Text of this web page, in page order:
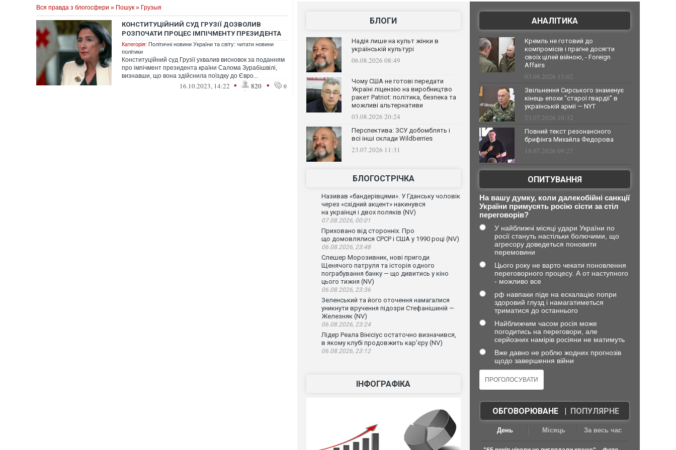
Вся правда з блогосфери » Пошук » Грузыя
КОНСТИТУЦІЙНИЙ СУД ГРУЗІЇ ДОЗВОЛИВ
РОЗПОЧАТИ ПРОЦЕС ІМПІЧМЕНТУ ПРЕЗИДЕНТА
Категорія: Політичні новини України та світу: читати новини
політики
Конституційний суд Грузії ухвалив висновок за поданням
про імпічмент президента країни Салома Зурабішвілі,
визнавши, що вона здійснила поїздку до Євро...
16.10.2023, 14:22 • 820 • 0
БЛОГИ
Надія лише на культ жінки в
українській культурі
06.08.2026 08:49
Чому США не готові передати
Україні ліцензію на виробництво
ракет Patriot: політика, безпека та
можливі альтернативи
03.08.2026 20:24
Перспектива: ЗСУ добомблять і
всі інші склади Wildberries
23.07.2026 11:31
БЛОГОСТРІЧКА
Називав «бандерівцями». У Гданську чоловік
через «східний акцент» накинувся
на українця і двох поляків (NV)
07.08.2026, 00:01
Приховано від сторонніх. Про
що домовлялися СРСР і США у 1990 році (NV)
06.08.2026, 23:48
Слешер Морозивник, нові пригоди
Щенячого патруля та історія одного
пограбування банку — що дивитись у кіно
цього тижня (NV)
06.08.2026, 23:36
Зеленський та його оточення намагалися
уникнути вручення підозри Стефанішиній —
Железняк (NV)
06.08.2026, 23:24
Лідер Реала Вінісіус остаточно визначився,
в якому клубі продовжить кар'єру (NV)
06.08.2026, 23:12
ІНФОГРАФІКА
АНАЛІТИКА
Кремль не готовий до
компромісів і прагне досягти
своїх цілей війною, - Foreign
Affairs
03.08.2026 13:02
Звільнення Сирського знаменує
кінець епохи "старої гвардії" в
українській армії — NYT
23.07.2026 10:32
Повний текст резонансного
брифінга Михайла Федорова
18.07.2026 09:27
ОПИТУВАННЯ
На вашу думку, коли далекобійні санкції
України примусять росію сісти за стіл
переговорів?
У найближчі місяці удари України по
росії стануть настільки болючими, що
агресору доведеться поновити
перемовини
Цього року не варто чекати поновлення
переговорного процесу. А от наступного
- можливо все
рф навпаки піде на ескалацію попри
здоровий глузд і намагатиметься
триматися до останнього
Найближчим часом росія може
погодитись на переговори, але
серйозних намірів росіяни не матимуть
Вже давно не роблю жодних прогнозів
щодо завершення війни
ОБГОВОРЮВАНЕ| ПОПУЛЯРНЕ
День Місяць За весь час